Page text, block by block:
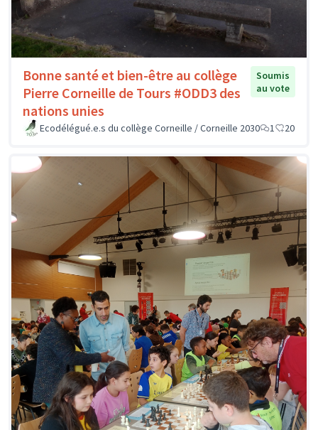
Bonne santé et bien-être au collège
Pierre Corneille de Tours #ODD3 des
nations unies
Soumis
au vote
Ecodélégué.e.s du collège Corneille / Corneille 2030 1 20